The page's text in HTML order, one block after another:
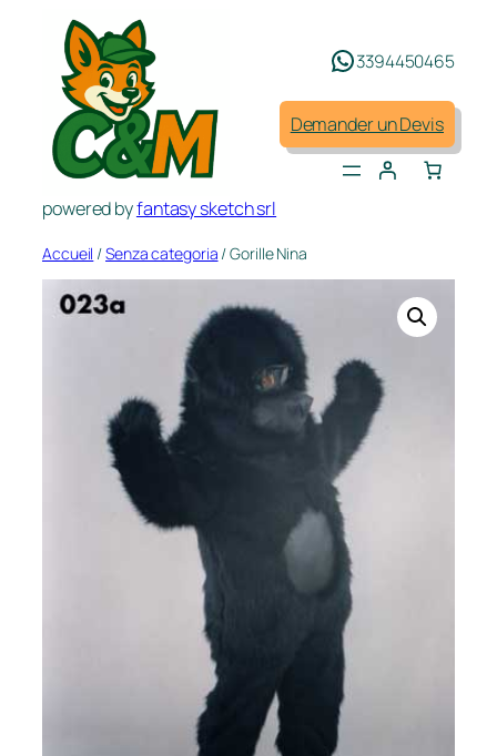
contenu
powered byfantasy sketch srl
3394450465
Demander un Devis
Accueil /Senza categoria / Gorille Nina